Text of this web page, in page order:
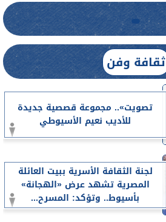
ثقافة وفن
تصويت».. مجموعة قصصية جديدة
للأديب نعيم الأسيوطي
لجنة الثقافة الأسرية ببيت العائلة
المصرية تشهد عرض «الهجانة»
بأسيوط.. وتؤكد: المسرح...